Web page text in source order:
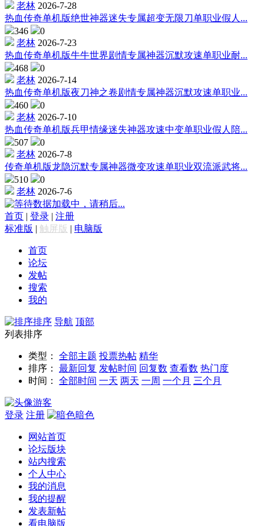
老林 2026-7-28
热血传奇单机版绝世神器迷失专属超变无限刀单职业假人...
346
0
老林 2026-7-23
热血传奇单机版牛牛世界剧情专属神器沉默攻速单职业耐...
468
0
老林 2026-7-14
热血传奇单机版夜刀神之卷剧情专属神器沉默攻速单职业...
460
0
老林 2026-7-10
热血传奇单机版兵甲情缘迷失神器攻速中变单职业假人陪...
507
0
老林 2026-7-8
传奇单机版龙隐沉默专属神器微变攻速单职业双流派武将...
510
0
老林 2026-7-6
数据加载中，请稍后...
首页 | 登录 | 注册
标准版 | 触屏版 | 电脑版
首页
论坛
发帖
搜索
我的
排序 导航 顶部
列表排序
类型： 全部主题 投票热帖 精华
排序：
最新回复 发帖时间 回复数 查看数 热门度
时间：
全部时间 一天 两天 一周 一个月 三个月
游客
登录 注册 暗色
网站首页
论坛版块
站内搜索
个人中心
我的消息
我的提醒
发表新帖
看电脑版